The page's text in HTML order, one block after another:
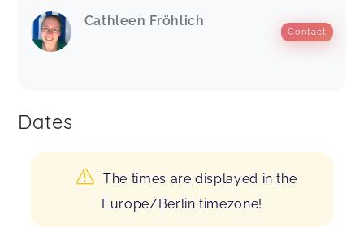
Cathleen Fröhlich
Contact
Dates
The times are displayed in the
Europe/Berlin timezone!